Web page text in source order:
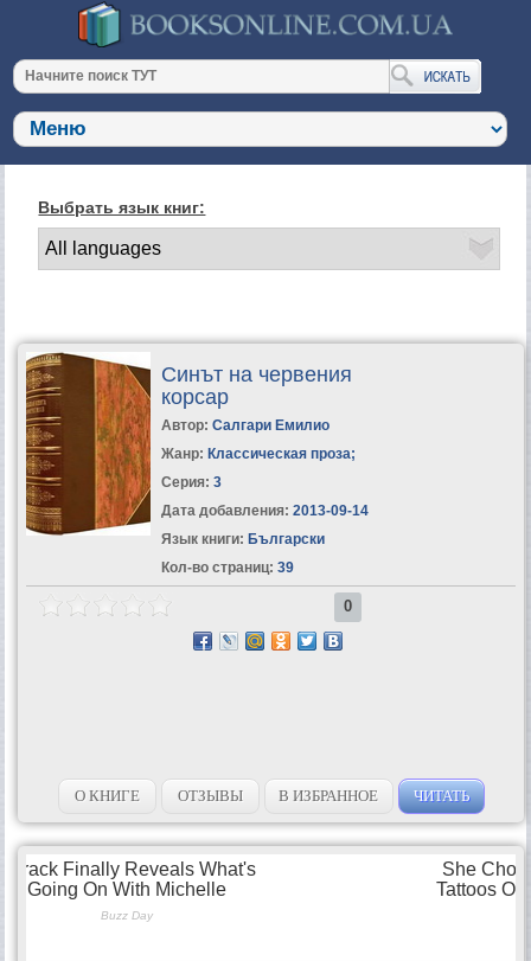
Выбрать язык книг:
Синът на червения
корсар
Автор: Салгари Емилио
Жанр: Классическая проза;
Серия: 3
Дата добавления: 2013-09-14
Язык книги: Български
Кол-во страниц: 39
0
О КНИГЕ ОТЗЫВЫ В ИЗБРАННОЕ ЧИТАТЬ